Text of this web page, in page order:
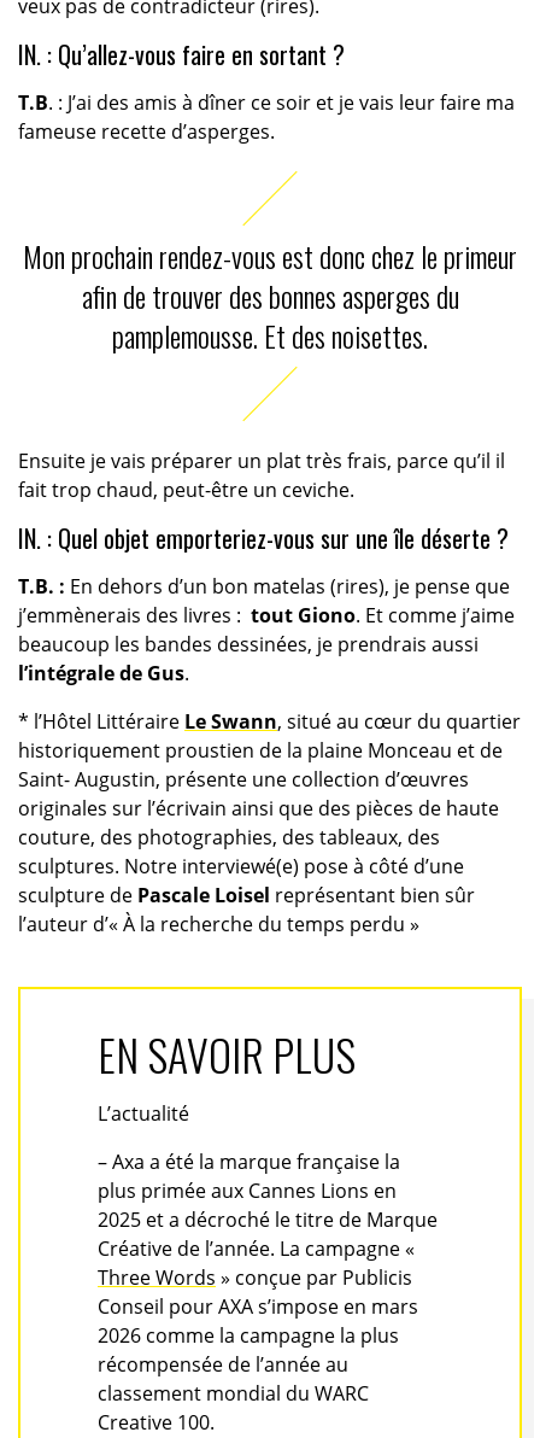
veux pas de contradicteur (rires).
IN. : Qu’allez-vous faire en sortant ?
T.B. : J’ai des amis à dîner ce soir et je vais leur faire ma
fameuse recette d’asperges.
Mon prochain rendez-vous est donc chez le primeur
afin de trouver des bonnes asperges du
pamplemousse. Et des noisettes.
Ensuite je vais préparer un plat très frais, parce qu’il il
fait trop chaud, peut-être un ceviche.
IN. : Quel objet emporteriez-vous sur une île déserte ?
T.B. : En dehors d’un bon matelas (rires), je pense que
j’emmènerais des livres : tout Giono. Et comme j’aime
beaucoup les bandes dessinées, je prendrais aussi
l’intégrale de Gus.
* l’Hôtel Littéraire Le Swann, situé au cœur du quartier
historiquement proustien de la plaine Monceau et de
Saint- Augustin, présente une collection d’œuvres
originales sur l’écrivain ainsi que des pièces de haute
couture, des photographies, des tableaux, des
sculptures. Notre interviewé(e) pose à côté d’une
sculpture de Pascale Loisel représentant bien sûr
l’auteur d’« À la recherche du temps perdu »
EN SAVOIR PLUS
L’actualité
– Axa a été la marque française la
plus primée aux Cannes Lions en
2025 et a décroché le titre de Marque
Créative de l’année. La campagne «
Three Words » conçue par Publicis
Conseil pour AXA s’impose en mars
2026 comme la campagne la plus
récompensée de l’année au
classement mondial du WARC
Creative 100.